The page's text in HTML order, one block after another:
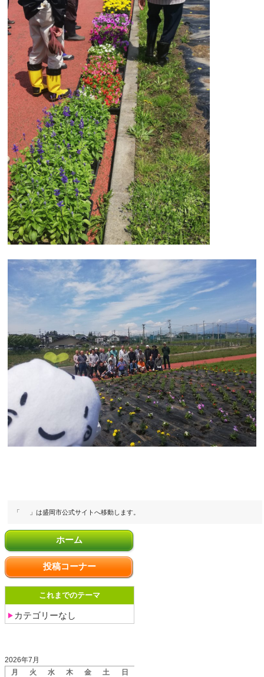
ホーム
投稿コーナー
これまでのテーマ
カテゴリーなし
2026年7月
月
火 水 木 金 土 日
「 」は盛岡市公式サイトへ移動します。